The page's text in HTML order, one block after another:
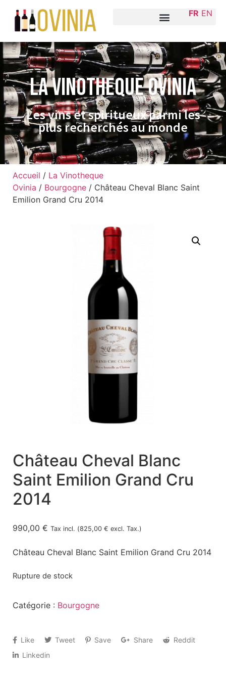
FR EN
La VINOTHEQUE Ovinia
Les vins et spiritueux parmi les
plus recherchés au monde
Accueil / La Vinotheque
Ovinia / Bourgogne / Château Cheval Blanc Saint
Emilion Grand Cru 2014
Château Cheval Blanc
Saint Emilion Grand Cru
2014
990,00 € Tax incl. (825,00 € excl. Tax.)
Château Cheval Blanc Saint Emilion Grand Cru 2014
Rupture de stock
Catégorie : Bourgogne
Like Tweet Save Share
Reddit
Linkedin